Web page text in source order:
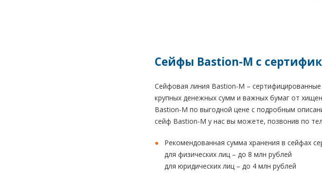
Сейфы Bastion-M с
Сейфовая линия Bastion-M –
крупных денежных сумм и важных бумаг от
Bastion-M по выгодной цене с подробным
сейф Bastion-M у нас вы можете, позвонив по
Рекомендованная сумма хранения в сейфах
для физических лиц – до 8 млн рублей
для юридических лиц – до 4 млн рублей